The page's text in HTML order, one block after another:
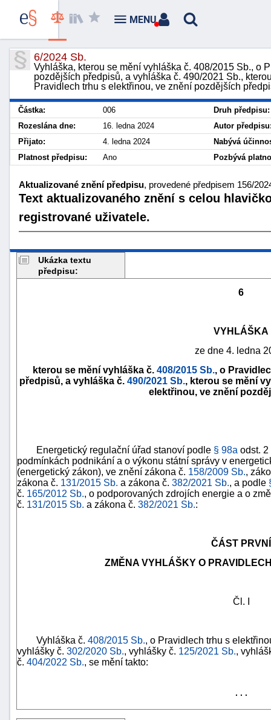
6/2024 Sb.
Vyhláška, kterou se mění vyhláška č. 408/2015 Sb., o
pozdějších předpisů, a vyhláška č. 490/2021 Sb.,
Pravidlech trhu s elektřinou, ve znění pozdějších
Částka: 006
Druh předpisu:
Rozeslána dne:
16. ledna 2024
Autor
Přijato:
4. ledna 2024
Nabývá
Platnost předpisu:
Ano Pozbývá
Aktualizované znění předpisu, provedené předpisem 156/
Text aktualizovaného znění s celou
registrované uživatele.
Ukázka textu
předpisu:
6
VYHLÁŠKA
ze dne 4. ledna
kterou se mění vyhláška č. 408/2015 Sb., o
předpisů, a vyhláška č. 490/2021 Sb., kterou se mění
elektřinou, ve znění
Energetický regulační úřad stanoví podle § 98a odst.
podmínkách podnikání a o výkonu státní správy v
(energetický zákon), ve znění zákona č. 158/2009 Sb.,
zákona č. 131/2015 Sb. a zákona č. 382/2021 Sb., a podle
č. 165/2012 Sb., o podporovaných zdrojích energie a o
č. 131/2015 Sb. a zákona č. 382/2021 Sb.:
ČÁST PRVNÍ
ZMĚNA VYHLÁŠKY O
Čl. I
Vyhláška č. 408/2015 Sb., o Pravidlech trhu s
vyhlášky č. 302/2020 Sb., vyhlášky č. 125/2021 Sb.,
č. 404/2022 Sb., se mění takto:
. . .
MENU
náhrady
škody